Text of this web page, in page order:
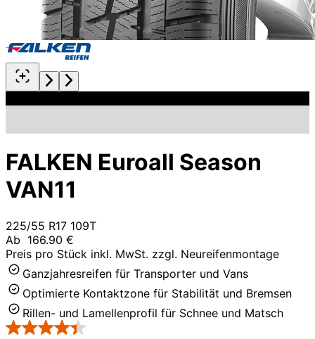
FALKEN Euroall Season
VAN11
225/55 R17 109T
Ab 166.90 €
Preis pro Stück inkl. MwSt. zzgl. Neureifenmontage
Ganzjahresreifen für Transporter und Vans
Optimierte Kontaktzone für Stabilität und Bremsen
Rillen- und Lamellenprofil für Schnee und Matsch